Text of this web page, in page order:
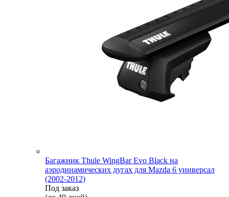
Багажник Thule WingBar Evo Black на
аэродинамических дугах для Mazda 6 универсал
(2002-2012)
Под заказ